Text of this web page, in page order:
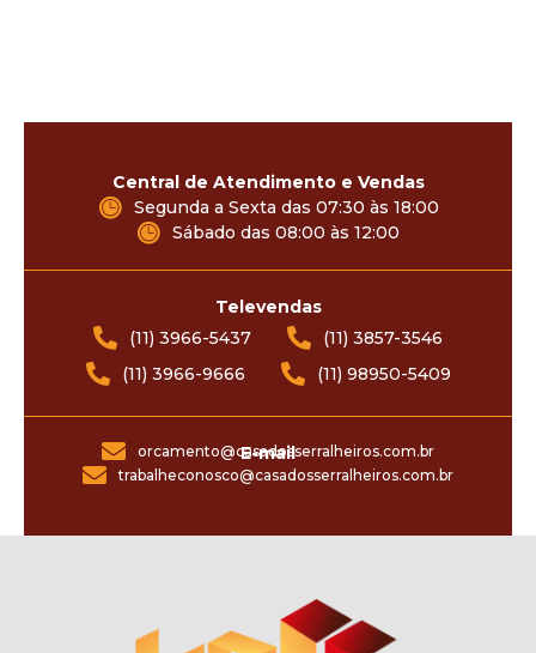
Central de Atendimento e Vendas
Segunda a Sexta das 07:30 às 18:00
Sábado das 08:00 às 12:00
Televendas
(11) 3966-5437
(11) 3857-3546
(11) 3966-9666
(11) 98950-5409
E-mail
orcamento@casadosserralheiros.com.br
trabalheconosco@casadosserralheiros.com.br